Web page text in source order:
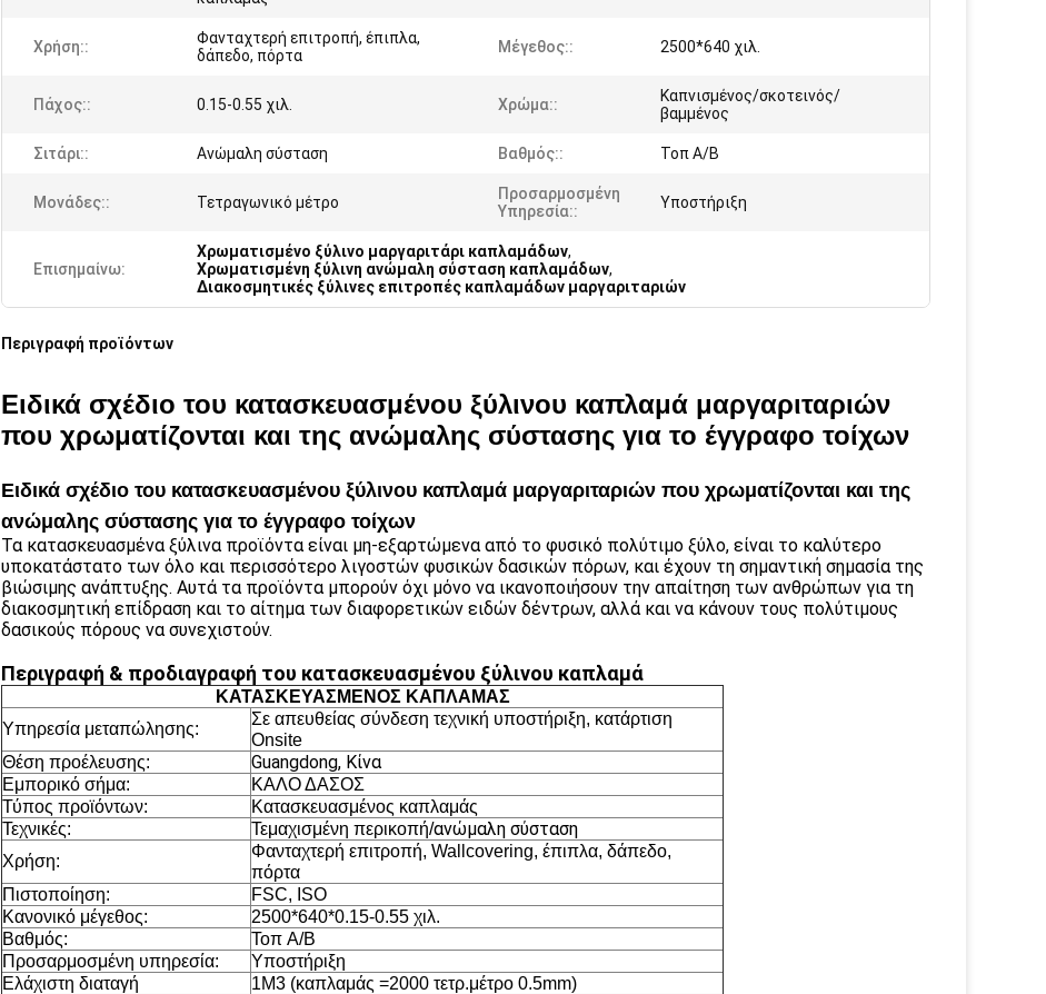
Χρήση::
Φανταχτερή επιτροπή, έπιπλα,
δάπεδο, πόρτα
Μέγεθος:: 2500*640 χιλ.
Πάχος:: 0.15-0.55 χιλ. Χρώμα::
Καπνισμένος/σκοτεινός/
βαμμένος
Σιτάρι:: Ανώμαλη σύσταση Βαθμός:: Τοπ A/B
Μονάδες:: Τετραγωνικό μέτρο
Προσαρμοσμένη
Υπηρεσία::
Υποστήριξη
Επισημαίνω:
Χρωματισμένο ξύλινο μαργαριτάρι καπλαμάδων,
Χρωματισμένη ξύλινη ανώμαλη σύσταση καπλαμάδων,
Διακοσμητικές ξύλινες επιτροπές καπλαμάδων μαργαριταριών
Περιγραφή προϊόντων
Ειδικά σχέδιο του κατασκευασμένου ξύλινου καπλαμά μαργαριταριών
που χρωματίζονται και της ανώμαλης σύστασης για το έγγραφο τοίχων
Ειδικά σχέδιο του κατασκευασμένου ξύλινου καπλαμά μαργαριταριών που χρωματίζονται και της
ανώμαλης σύστασης για το έγγραφο τοίχων
Τα κατασκευασμένα ξύλινα προϊόντα είναι μη-εξαρτώμενα από το φυσικό πολύτιμο ξύλο, είναι το καλύτερο
υποκατάστατο των όλο και περισσότερο λιγοστών φυσικών δασικών πόρων, και έχουν τη σημαντική σημασία της
βιώσιμης ανάπτυξης. Αυτά τα προϊόντα μπορούν όχι μόνο να ικανοποιήσουν την απαίτηση των ανθρώπων για τη
διακοσμητική επίδραση και το αίτημα των διαφορετικών ειδών δέντρων, αλλά και να κάνουν τους πολύτιμους
δασικούς πόρους να συνεχιστούν.
Περιγραφή & προδιαγραφή του κατασκευασμένου ξύλινου καπλαμά
ΚΑΤΑΣΚΕΥΑΣΜΕΝΟΣ ΚΑΠΛΑΜΑΣ
Υπηρεσία μεταπώλησης:
Σε απευθείας σύνδεση τεχνική υποστήριξη, κατάρτιση
Onsite
Θέση προέλευσης:
Guangdong, Κίνα
Εμπορικό σήμα:
ΚΑΛΟ ΔΑΣΟΣ
Τύπος προϊόντων:
Κατασκευασμένος καπλαμάς
Τεχνικές:
Τεμαχισμένη περικοπή/ανώμαλη σύσταση
Χρήση:
Φανταχτερή επιτροπή, Wallcovering, έπιπλα, δάπεδο,
πόρτα
Πιστοποίηση:
FSC, ISO
Κανονικό μέγεθος:
2500*640*0.15-0.55 χιλ.
Βαθμός:
Τοπ A/B
Προσαρμοσμένη υπηρεσία:
Υποστήριξη
Ελάχιστη διαταγή
1M3 (καπλαμάς =2000 τετρ.μέτρο 0.5mm)